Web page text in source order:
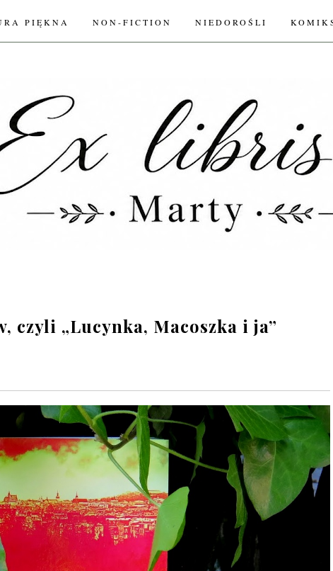
PIĘKNA NON-FICTION NIEDOROŚLI
czyli „Lucynka, Macoszka i ja”